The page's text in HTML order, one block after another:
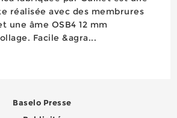
réalisée avec des membrures
une âme OSB4 12 mm
Facile &agra...
Baselo Presse